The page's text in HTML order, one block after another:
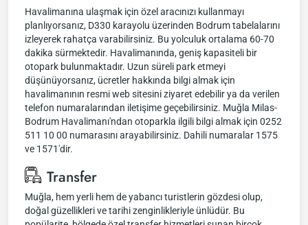
Havalimanına ulaşmak için özel aracınızı kullanmayı
planlıyorsanız, D330 karayolu üzerinden Bodrum tabelalarını
izleyerek rahatça varabilirsiniz. Bu yolculuk ortalama 60-70
dakika sürmektedir. Havalimanında, geniş kapasiteli bir
otopark bulunmaktadır. Uzun süreli park etmeyi
düşünüyorsanız, ücretler hakkında bilgi almak için
havalimanının resmi web sitesini ziyaret edebilir ya da verilen
telefon numaralarından iletişime geçebilirsiniz. Muğla Milas-
Bodrum Havalimanı'ndan otoparkla ilgili bilgi almak için 0252
511 10 00 numarasını arayabilirsiniz. Dahili numaralar 1575
ve 1571'dir.
Transfer
Muğla, hem yerli hem de yabancı turistlerin gözdesi olup,
doğal güzellikleri ve tarihi zenginlikleriyle ünlüdür. Bu